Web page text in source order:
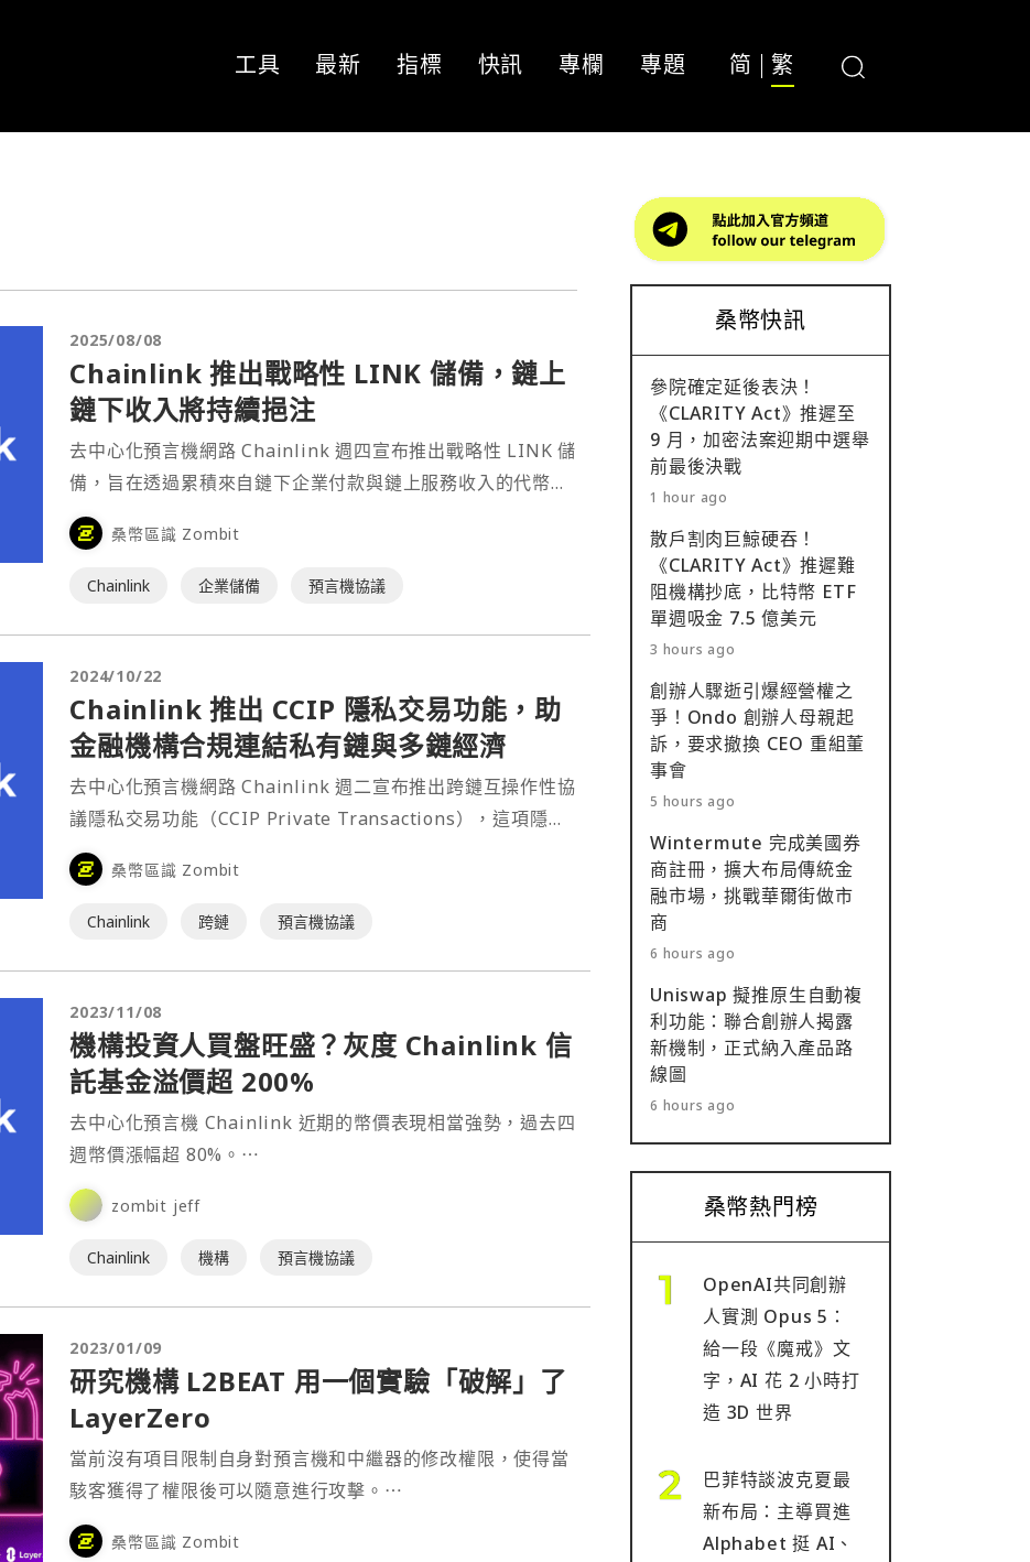
工具 最新 指標 快訊 專欄 專題 简 繁
2025/08/08
Chainlink 推出戰略性 LINK 儲備，鏈上
鏈下收入將持續挹注
去中心化預言機網路 Chainlink 週四宣布推出戰略性 LINK 儲
備，旨在透過累積來自鏈下企業付款與鏈上服務收入的代幣，
桑幣區識 Zombit
Chainlink 企業儲備 預言機協議
2024/10/22
Chainlink 推出 CCIP 隱私交易功能，助
金融機構合規連結私有鏈與多鏈經濟
去中心化預言機網路 Chainlink 週二宣布推出跨鏈互操作性協
議隱私交易功能（CCIP Private Transactions），這項隱私
保護功能由 Chainlink 另一項名為「區塊鏈隱私管理器」
（Blockchain Privacy Manager）的新技術⋯
桑幣區識 Zombit
Chainlink 跨鏈 預言機協議
2023/11/08
機構投資人買盤旺盛？灰度 Chainlink 信
託基金溢價超 200%
去中心化預言機 Chainlink 近期的幣價表現相當強勢，過去四
週幣價漲幅超 80%。⋯
zombit jeff
Chainlink 機構 預言機協議
2023/01/09
研究機構 L2BEAT 用一個實驗「破解」了
LayerZero
當前沒有項目限制自身對預言機和中繼器的修改權限，使得當
駭客獲得了權限後可以隨意進行攻擊。⋯
桑幣區識 Zombit
桑幣快訊
參院確定延後表決！
《CLARITY Act》推遲至
9 月，加密法案迎期中選舉
前最後決戰
1 hour ago
散戶割肉巨鯨硬吞！
《CLARITY Act》推遲難
阻機構抄底，比特幣 ETF
單週吸金 7.5 億美元
3 hours ago
創辦人驟逝引爆經營權之
爭！Ondo 創辦人母親起
訴，要求撤換 CEO 重組董
事會
5 hours ago
Wintermute 完成美國券
商註冊，擴大布局傳統金
融市場，挑戰華爾街做市
商
6 hours ago
Uniswap 擬推原生自動複
利功能：聯合創辦人揭露
新機制，正式納入產品路
線圖
6 hours ago
桑幣熱門榜
OpenAI共同創辦
人實測 Opus 5：
給一段《魔戒》文
字，AI 花 2 小時打
造 3D 世界
巴菲特談波克夏最
新布局：主導買進
Alphabet 挺 AI、